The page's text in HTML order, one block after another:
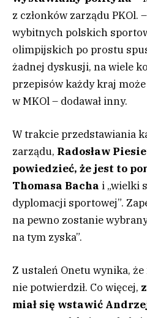
z członków zarządu PKOl.
wybitnych polskich
olimpijskich po prostu
żadnej dyskusji, na wiele
przepisów każdy kraj
w MKOl – dodawał inny.
W trakcie przedstawiania
zarządu, Radosław
powiedzieć, że jest to
Thomasa Bacha i „wielki
dyplomacji sportowej”.
na pewno zostanie
na tym zyska”.
Z ustaleń Onetu wynika,
nie potwierdził. Co więcej,
miał się wstawić